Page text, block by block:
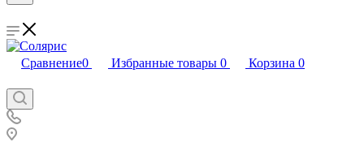
Сравнение0 Избранные товары 0 Корзина 0